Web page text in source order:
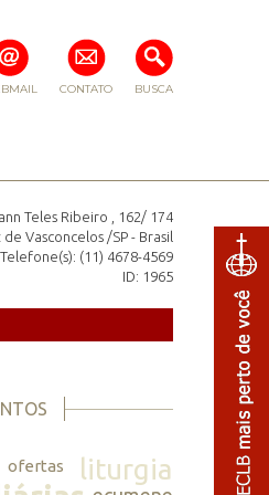
BUSCA
CONTATO
Teles Ribeiro , 162/ 174
Vasconcelos /SP - Brasil
Telefone(s): (11) 4678-4569
ID: 1965
ofertas liturgia